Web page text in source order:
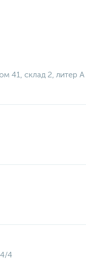
41, склад 2, литер А
4